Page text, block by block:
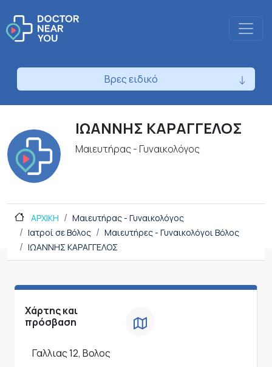
Βρες ειδικό
ΙΩΑΝΝΗΣ ΚΑΡΑΓΓΕΛΟΣ
Μαιευτήρας - Γυναικολόγος
ΑΡΧΙΚΗ
Μαιευτήρας - Γυναικολόγος
Ιατροί σε Βόλος
Μαιευτήρες - Γυναικολόγοι Βόλος
ΙΩΑΝΝΗΣ ΚΑΡΑΓΓΕΛΟΣ
Χάρτης και
πρόσβαση
Γαλλιας 12, Βολος